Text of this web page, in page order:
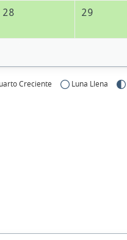
28 29
Creciente Luna Llena